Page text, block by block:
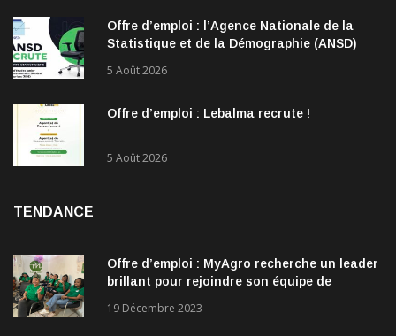
Offre d’emploi : l’Agence Nationale de la
Statistique et de la Démographie (ANSD)
5 Août 2026
Offre d’emploi : Lebalma recrute !
5 Août 2026
TENDANCE
Offre d’emploi : MyAgro recherche un leader
brillant pour rejoindre son équipe de
19 Décembre 2023